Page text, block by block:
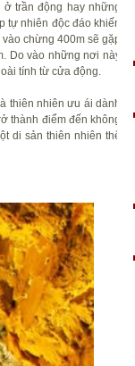
trần động hay những
tự nhiên độc đáo khiến
chừng 400m sẽ gặp
Do vào những nơi này
tính từ cửa động.
thiên nhiên ưu ái dành
thành điểm đến không
di sản thiên nhiên thế